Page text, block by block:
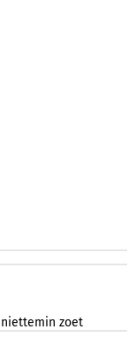
niettemin zoet